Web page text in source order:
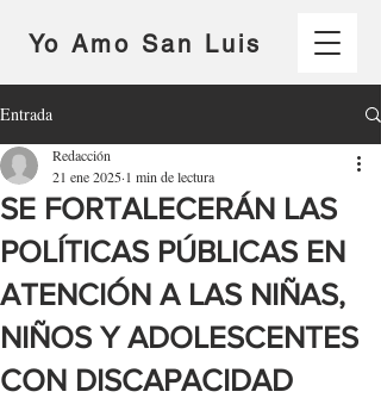
Yo Amo San Luis
Entrada
SE FORTALECERÁN LAS
POLÍTICAS PÚBLICAS EN
ATENCIÓN A LAS NIÑAS,
NIÑOS Y ADOLESCENTES
CON DISCAPACIDAD
Redacción
21 ene 2025 1 min de lectura